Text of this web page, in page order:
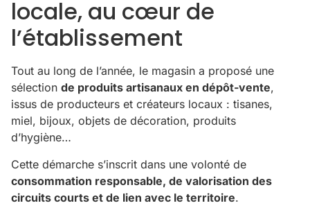
locale, au cœur de
l’établissement
Tout au long de l’année, le magasin a proposé une
sélection de produits artisanaux en dépôt-vente,
issus de producteurs et créateurs locaux : tisanes,
miel, bijoux, objets de décoration, produits
d’hygiène…
Cette démarche s’inscrit dans une volonté de
consommation responsable, de valorisation des
circuits courts et de lien avec le territoire.